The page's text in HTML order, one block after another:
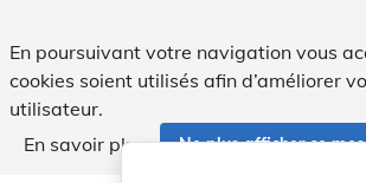
En poursuivant votre navigation vous
cookies soient utilisés afin d’améliorer
utilisateur.
En savoir plus
Ne plus afficher ce